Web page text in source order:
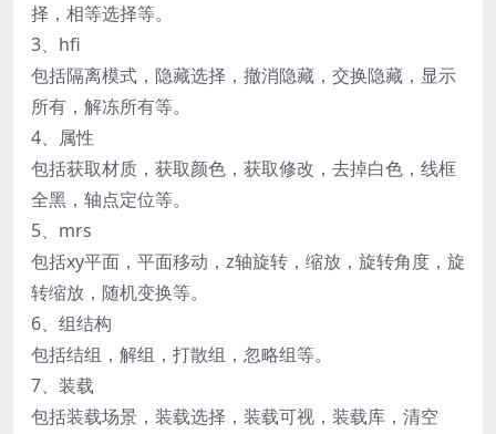
择，相等选择等。
3、hfi
包括隔离模式，隐藏选择，撤消隐藏，交换隐藏，显示
所有，解冻所有等。
4、属性
包括获取材质，获取颜色，获取修改，去掉白色，线框
全黑，轴点定位等。
5、mrs
包括xy平面，平面移动，z轴旋转，缩放，旋转角度，旋
转缩放，随机变换等。
6、组结构
包括结组，解组，打散组，忽略组等。
7、装载
包括装载场景，装载选择，装载可视，装载库，清空